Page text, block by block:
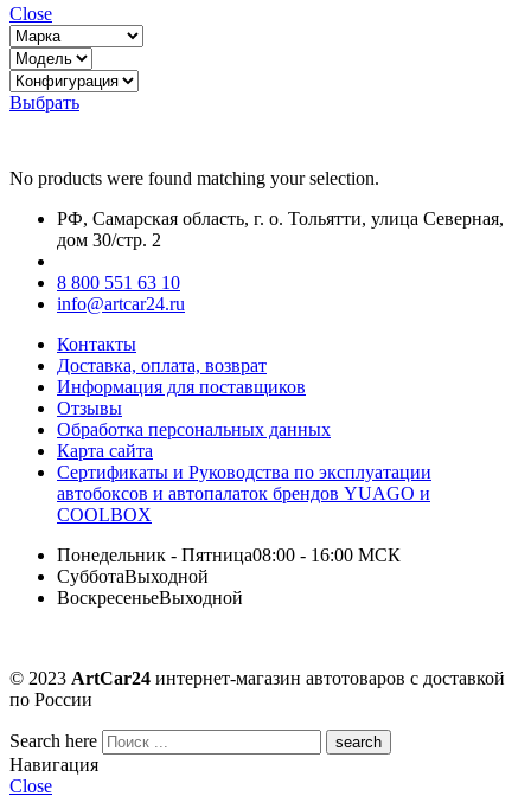
Close
Выбрать
No products were found matching your selection.
РФ, Самарская область, г. о. Тольятти, улица Северная,
дом 30/стр. 2
8 800 551 63 10
info@artcar24.ru
Контакты
Доставка, оплата, возврат
Информация для поставщиков
Отзывы
Обработка персональных данных
Карта сайта
Сертификаты и Руководства по эксплуатации
автобоксов и автопалаток брендов YUAGO и
COOLBOX
Понедельник - Пятница08:00 - 16:00 МСК
СубботаВыходной
ВоскресеньеВыходной
© 2023 ArtCar24 интернет-магазин автотоваров с доставкой
по России
Search here
Навигация
Close